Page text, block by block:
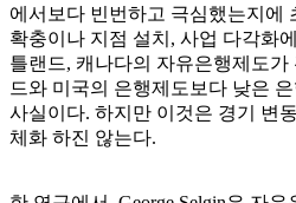
에서보다 빈번하고 극심했는지에
확충이나 지점 설치, 사업 다각화
틀랜드, 캐나다의 자유은행제도가
드와 미국의 은행제도보다 낮은
사실이다. 하지만 이것은 경기 변
체화 하진 않는다.